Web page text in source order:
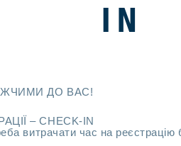
IN
ДО ВАС!
– CHECK-IN
витрачати час на реєстрацію